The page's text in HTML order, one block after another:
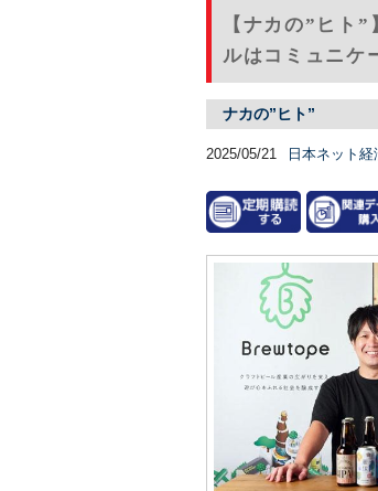
【ナカの”ヒ
ルはコミュニケ
ナカの”ヒト”
2025/05/21 日本ネット経